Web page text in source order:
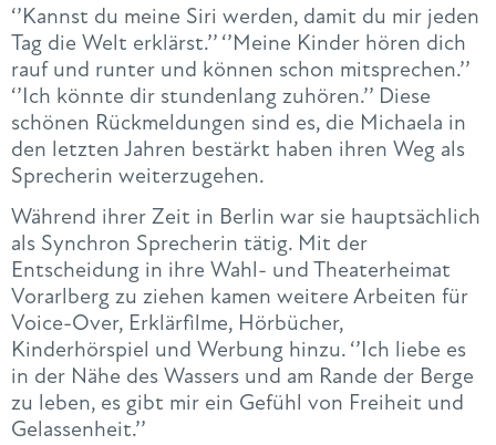
‘’Kannst du meine Siri werden, damit du mir jeden
Tag die Welt erklärst.’’ ‘’Meine Kinder hören dich
rauf und runter und können schon mitsprechen.’’
‘’Ich könnte dir stundenlang zuhören.’’ Diese
schönen Rückmeldungen sind es, die Michaela in
den letzten Jahren bestärkt haben ihren Weg als
Sprecherin weiterzugehen.
Während ihrer Zeit in Berlin war sie hauptsächlich
als Synchron Sprecherin tätig. Mit der
Entscheidung in ihre Wahl- und Theaterheimat
Vorarlberg zu ziehen kamen weitere Arbeiten für
Voice-Over, Erklärfilme, Hörbücher,
Kinderhörspiel und Werbung hinzu. ‘’Ich liebe es
in der Nähe des Wassers und am Rande der Berge
zu leben, es gibt mir ein Gefühl von Freiheit und
Gelassenheit.’’